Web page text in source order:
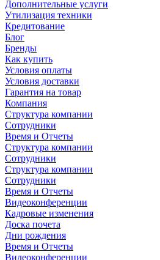
Дополнительные услуги
Утилизация техники
Кредитование
Блог
Бренды
Как купить
Условия оплаты
Условия доставки
Гарантия на товар
Компания
Структура компании
Сотрудники
Время и Отчеты
Структура компании
Сотрудники
Структура компании
Сотрудники
Время и Отчеты
Видеоконференции
Кадровые изменения
Доска почета
Дни рождения
Время и Отчеты
Видеоконференции